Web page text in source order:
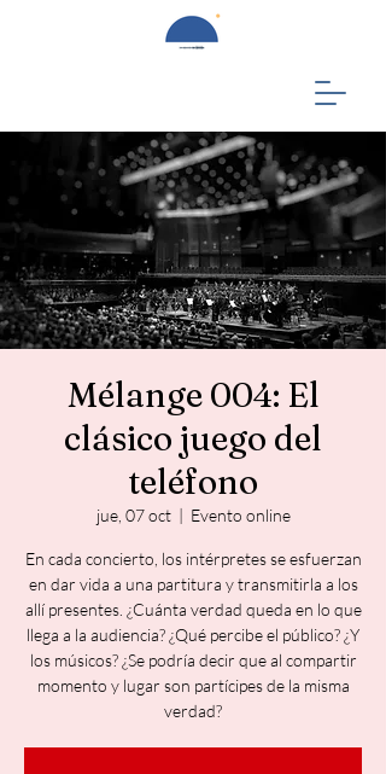
Mélange 004: El
clásico juego del
teléfono
jue, 07 oct
  |
Evento online
En cada concierto, los intérpretes se esfuerzan
en dar vida a una partitura y transmitirla a los
allí presentes. ¿Cuánta verdad queda en lo que
llega a la audiencia? ¿Qué percibe el público? ¿Y
los músicos? ¿Se podría decir que al compartir
momento y lugar son partícipes de la misma
verdad?